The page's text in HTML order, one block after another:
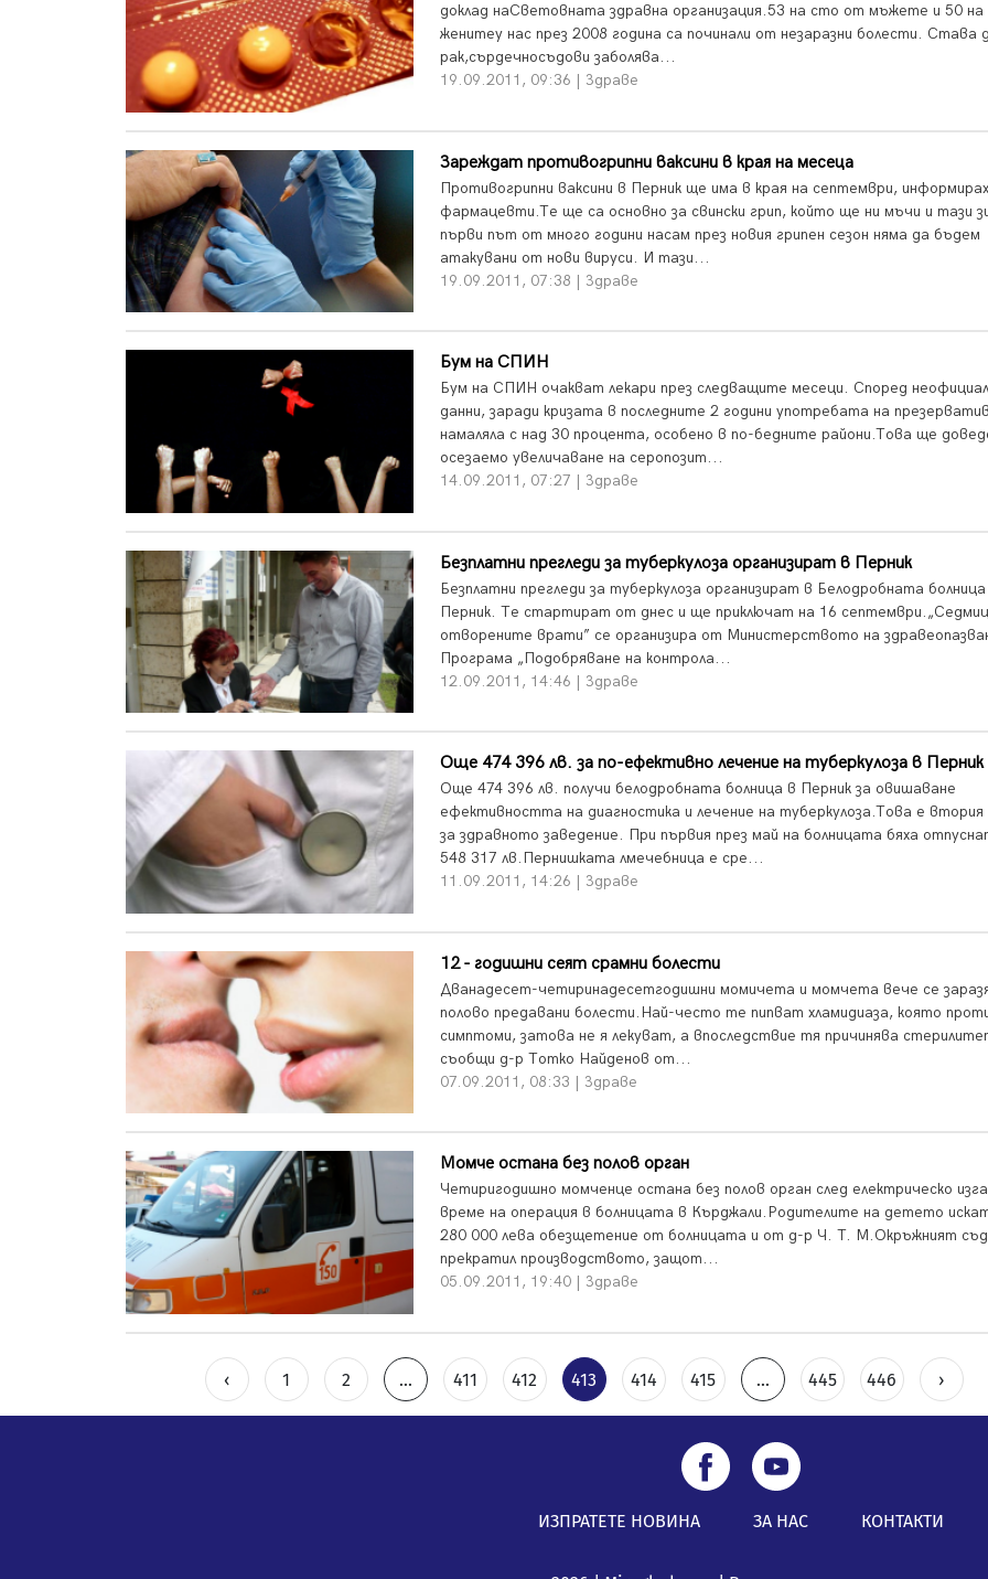
доклад наСветовната здравна организация.53 на сто от мъжете и 50
женитеу нас през 2008 година са починали от незаразни болести. Става
рак,сърдечносъдови заболява...
19.09.2011, 09:36 | Здраве
Зареждат противогрипни ваксини в края на месеца
Противогрипни ваксини в Перник ще има в края на септември,
фармацевти.Те ще са основно за свински грип, който ще ни мъчи и тази
първи път от много години насам през новия грипен сезон няма да бъдем
атакувани от нови вируси. И тази...
19.09.2011, 07:38 | Здраве
Бум на СПИН
Бум на СПИН очакват лекари през следващите месеци. Според
данни, заради кризата в последните 2 години употребата на
намаляла с над 30 процента, особено в по-бедните райони.Това ще
осезаемо увеличаване на серопозит...
14.09.2011, 07:27 | Здраве
Безплатни прегледи за туберкулоза организират в Перник
Безплатни прегледи за туберкулоза организират в Белодробната
Перник. Те стартират от днес и ще приключат на 16
отворените врати” се организира от Министерството на
Програма „Подобряване на контрола...
12.09.2011, 14:46 | Здраве
Още 474 396 лв. за по-ефективно лечение на туберкулоза в Перник
Още 474 396 лв. получи белодробната болница в Перник за овишаване
ефективността на диагностика и лечение на туберкулоза.Това е
за здравното заведение. При първия през май на болницата бяха
548 317 лв.Пернишката лмечебница е сре...
11.09.2011, 14:26 | Здраве
12 - годишни сеят срамни болести
Дванадесет-четиринадесетгодишни момичета и момчета вече се
полово предавани болести.Най-често те пипват хламидиаза, която
симптоми, затова не я лекуват, а впоследствие тя причинява
съобщи д-р Тотко Найденов от...
07.09.2011, 08:33 | Здраве
Момче остана без полов орган
Четиригодишно момченце остана без полов орган след електрическо
време на операция в болницата в Кърджали.Родителите на детето
280 000 лева обезщетение от болницата и от д-р Ч. Т. М.Окръжният
прекратил производството, защот...
05.09.2011, 19:40 | Здраве
‹ 1 2 ... 411 412 413 414 415 ... 445 446 ›
ИЗПРАТЕТЕ НОВИНА ЗА НАС КОНТАКТИ